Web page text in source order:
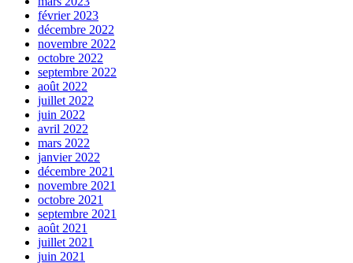
février 2023
décembre 2022
novembre 2022
octobre 2022
septembre 2022
août 2022
juillet 2022
juin 2022
avril 2022
mars 2022
janvier 2022
décembre 2021
novembre 2021
octobre 2021
septembre 2021
août 2021
juillet 2021
juin 2021